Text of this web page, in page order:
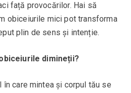
față provocărilor. Hai să
obiceiurile mici pot transforma
plin de sens și intenție.
dimineții?
în care mintea și corpul tău se